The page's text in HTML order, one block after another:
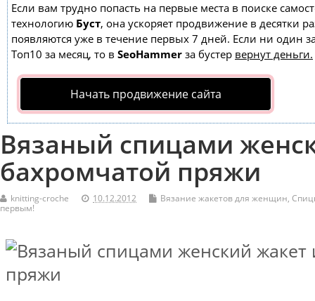
Если вам трудно попасть на первые места в поиске
технологию Буст, она ускоряет продвижение в десятки
появляются уже в течение первых 7 дней. Если ни один
Топ10 за месяц, то в SeoHammer за бустер вернут деньги.
Начать продвижение сайта
Вязаный спицами
бахромчатой пряжи
knitting-croche 10.12.2012 Вязание жакетов для женщин,
первым!